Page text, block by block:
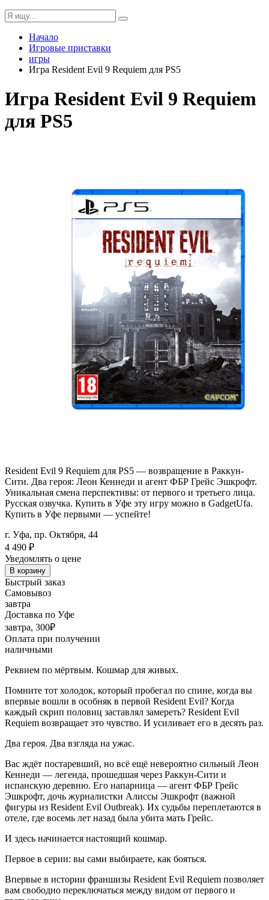
Начало
Игровые приставки
игры
Игра Resident Evil 9 Requiem для PS5
Игра Resident Evil 9 Requiem
для PS5
Resident Evil 9 Requiem для PS5 — возвращение в Раккун-
Сити. Два героя: Леон Кеннеди и агент ФБР Грейс Эшкрофт.
Уникальная смена перспективы: от первого и третьего лица.
Русская озвучка. Купить в Уфе эту игру можно в GadgetUfa.
Купить в Уфе первыми — успейте!
г. Уфа, пр. Октября, 44
4 490 ₽
Уведомлять о цене
В корзину
Быстрый заказ
Самовывоз
завтра
Доставка по Уфе
завтра, 300₽
Оплата при получении
наличными
Реквием по мёртвым. Кошмар для живых.
Помните тот холодок, который пробегал по спине, когда вы
впервые вошли в особняк в первой Resident Evil? Когда
каждый скрип половиц заставлял замереть? Resident Evil
Requiem возвращает это чувство. И усиливает его в десять раз.
Два героя. Два взгляда на ужас.
Вас ждёт постаревший, но всё ещё невероятно сильный Леон
Кеннеди — легенда, прошедшая через Раккун-Сити и
испанскую деревню. Его напарница — агент ФБР Грейс
Эшкрофт, дочь журналистки Алиссы Эшкрофт (важной
фигуры из Resident Evil Outbreak). Их судьбы переплетаются в
отеле, где восемь лет назад была убита мать Грейс.
И здесь начинается настоящий кошмар.
Первое в серии: вы сами выбираете, как бояться.
Впервые в истории франшизы Resident Evil Requiem позволяет
вам свободно переключаться между видом от первого и